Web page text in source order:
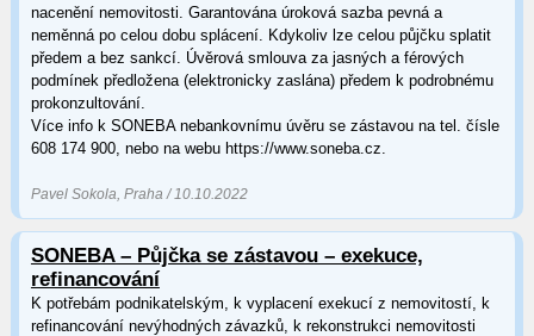
nacenění nemovitosti. Garantována úroková sazba pevná a
neměnná po celou dobu splácení. Kdykoliv lze celou půjčku splatit
předem a bez sankcí. Úvěrová smlouva za jasných a férových
podmínek předložena (elektronicky zaslána) předem k podrobnému
prokonzultování.
Více info k SONEBA nebankovnímu úvěru se zástavou na tel. čísle
608 174 900, nebo na webu https://www.soneba.cz.
Pavel Sokola, Praha / 10.10.2022
SONEBA – Půjčka se zástavou – exekuce,
refinancování
K potřebám podnikatelským, k vyplacení exekucí z nemovitostí, k
refinancování nevýhodných závazků, k rekonstrukci nemovitosti